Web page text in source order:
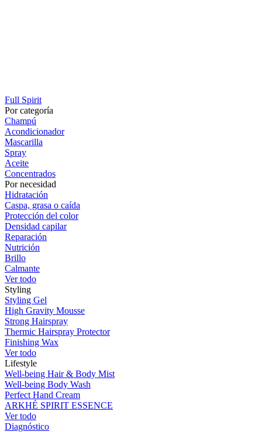
Full Spirit
Por categoría
Champú
Acondicionador
Mascarilla
Spray
Aceite
Concentrados
Por necesidad
Hidratación
Caspa, grasa o caída
Protección del color
Densidad capilar
Reparación
Nutrición
Brillo
Calmante
Ver todo
Styling
Styling Gel
High Gravity Mousse
Strong Hairspray
Thermic Hairspray Protector
Finishing Wax
Ver todo
Lifestyle
Well-being Hair & Body Mist
Well-being Body Wash
Perfect Hand Cream
ARKHÉ SPIRIT ESSENCE
Ver todo
Diagnóstico